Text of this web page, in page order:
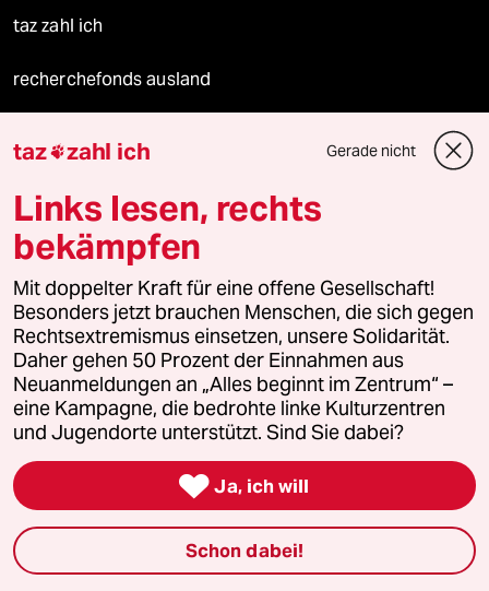
taz zahl ich
recherchefonds ausland
Podcast
bundestalk
fernverbindung
klima update°
Mauerecho
Freie Rede
taz zahl ich Gerade nicht
Links lesen, rechts
bekämpfen
Mit doppelter Kraft für eine offene Gesellschaft!
Besonders jetzt brauchen Menschen, die sich gegen
Rechtsextremismus einsetzen, unsere Solidarität.
Daher gehen 50 Prozent der Einnahmen aus
Neuanmeldungen an „Alles beginnt im Zentrum“ –
eine Kampagne, die bedrohte linke Kulturzentren
und Jugendorte unterstützt. Sind Sie dabei?
 Ja, ich will
Schon dabei!